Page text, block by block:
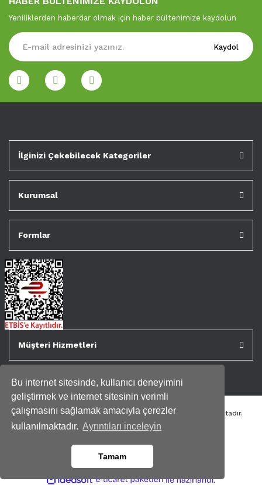
Bu internet sitesinde, kullanıcı deneyimini
geliştirmek ve internet sitesinin verimli
çalışmasını sağlamak amacıyla çerezler
kullanılmaktadır. Ayrıntıları inceleyin
Tamam
Yeniliklerden haberdar olmak için haber bültenimize kaydolun
Kaydol
İlginizi Çekebilecek Kategoriler
Kurumsal
Formlar
Müşteri Hizmetleri
Tüm kredi kartı bilgileriniz 256bit SSL Sertifikası ile korunmaktadır.
Genispencere.com Tüm Hakları Saklıdır.
ideasoft e- ile